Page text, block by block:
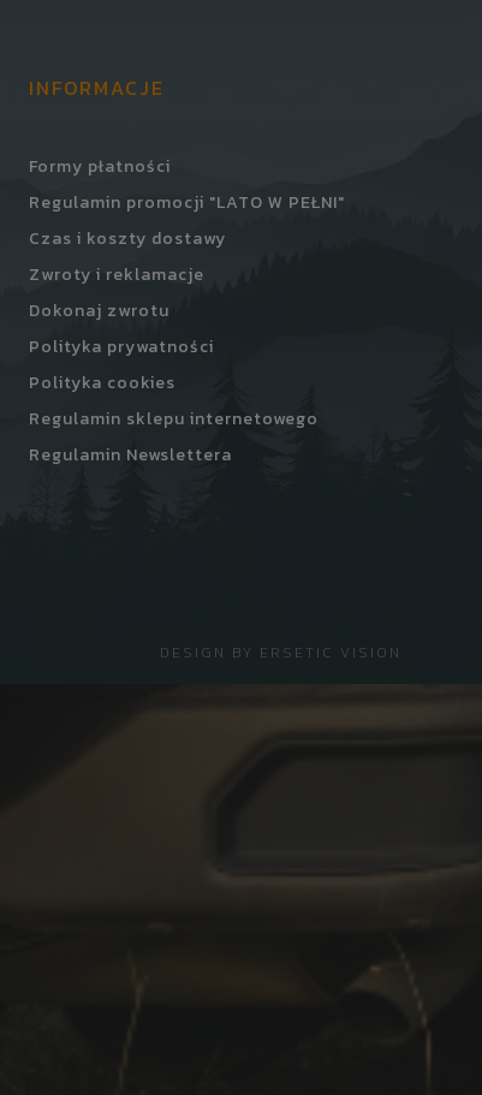
INFORMACJE
Formy płatności
Regulamin promocji "LATO W PEŁNI"
Czas i koszty dostawy
Zwroty i reklamacje
Dokonaj zwrotu
Polityka prywatności
Polityka cookies
Regulamin sklepu internetowego
Regulamin Newslettera
DESIGN BY ERSETIC VISION